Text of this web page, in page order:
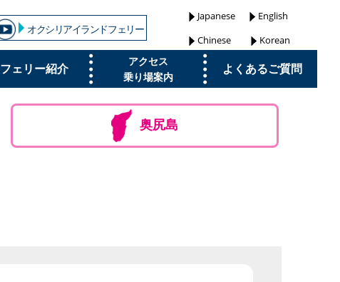
オクシリアイランドフェリー
Japanese
English
Chinese
Korean
フェリー紹介
アクセス
乗り場案内
よくあるご質問
奥尻島